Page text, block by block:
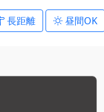
長距離 昼間OK